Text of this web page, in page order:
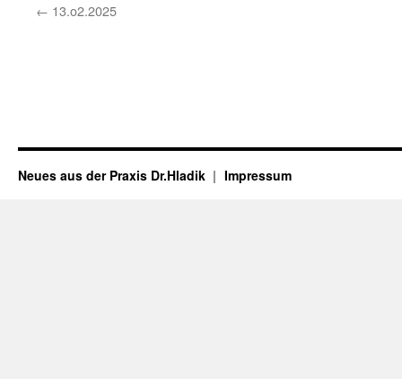
← 13.o2.2025
Neues aus der Praxis Dr.Hladik Impressum